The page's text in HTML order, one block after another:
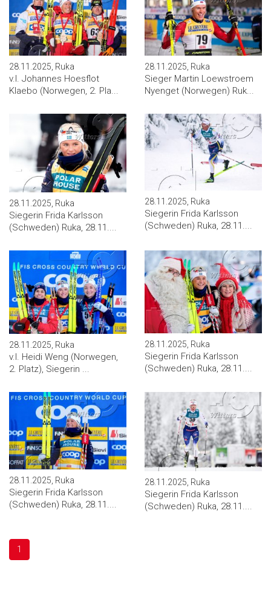
28.11.2025, Ruka
v.l. Johannes Hoesflot
Klaebo (Norwegen, 2. Pla...
28.11.2025, Ruka
Sieger Martin Loewstroem
Nyenget (Norwegen) Ruk...
28.11.2025, Ruka
Siegerin Frida Karlsson
(Schweden) Ruka, 28.11....
28.11.2025, Ruka
Siegerin Frida Karlsson
(Schweden) Ruka, 28.11....
28.11.2025, Ruka
v.l. Heidi Weng (Norwegen,
2. Platz), Siegerin ...
28.11.2025, Ruka
Siegerin Frida Karlsson
(Schweden) Ruka, 28.11....
28.11.2025, Ruka
Siegerin Frida Karlsson
(Schweden) Ruka, 28.11....
28.11.2025, Ruka
Siegerin Frida Karlsson
(Schweden) Ruka, 28.11....
1